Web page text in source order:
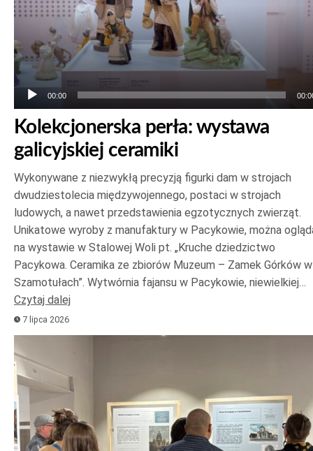
00:00
Kolekcjonerska perła: wystawa
galicyjskiej ceramiki
Wykonywane z niezwykłą precyzją figurki dam w strojach
dwudziestolecia międzywojennego, postaci w strojach
ludowych, a nawet przedstawienia egzotycznych zwierząt.
Unikatowe wyroby z manufaktury w Pacykowie, można
na wystawie w Stalowej Woli pt. „Kruche dziedzictwo
Pacykowa. Ceramika ze zbiorów Muzeum – Zamek Górków w
Szamotułach”. Wytwórnia fajansu w Pacykowie, niewielkiej…
Czytaj dalej
7 lipca 2026
Odtwarzacz
plików
dźwiękowych